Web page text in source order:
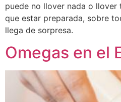
puede no llover nada o
que estar preparada, sobre
llega de sorpresa.
Omegas en el